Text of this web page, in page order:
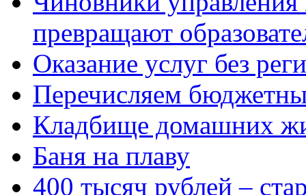
превращают
Оказание услуг без
Перечисляем
Кладбище домашних
Баня на плаву
400 тысяч рублей –